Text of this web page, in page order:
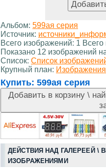
Альбом: 599ая серия
Источник:
Всего изображений: 1
Показано 12 изображений
Список: Список
Крупный план:
Купить: 599ая серия
ДЕЙСТВИЯ НАД ГАЛЕРЕЕЙ \
ИЗОБРАЖЕНИЯМИ